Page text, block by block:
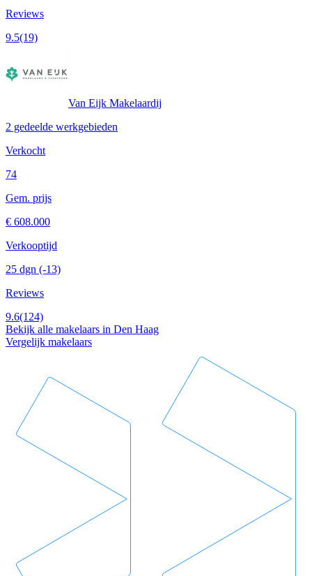
Reviews
9.5(19)
Van Eijk Makelaardij
2 gedeelde werkgebieden
Verkocht
74
Gem. prijs
€ 608.000
Verkooptijd
25 dgn (-13)
Reviews
9.6(124)
Bekijk alle makelaars in Den Haag
Vergelijk makelaars